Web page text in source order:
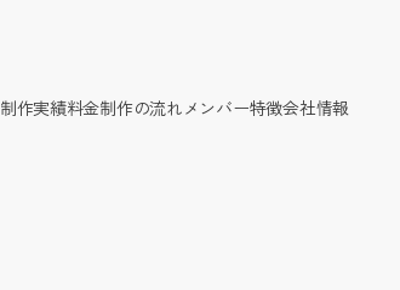
制作実績料金制作の流れメンバー特徴会社情報